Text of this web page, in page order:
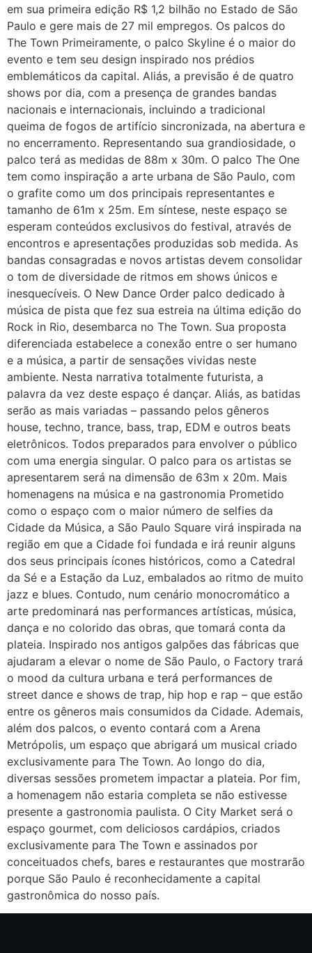
em sua primeira edição R$ 1,2 bilhão no Estado de São
Paulo e gere mais de 27 mil empregos. Os palcos do
The Town Primeiramente, o palco Skyline é o maior do
evento e tem seu design inspirado nos prédios
emblemáticos da capital. Aliás, a previsão é de quatro
shows por dia, com a presença de grandes bandas
nacionais e internacionais, incluindo a tradicional
queima de fogos de artifício sincronizada, na abertura e
no encerramento. Representando sua grandiosidade, o
palco terá as medidas de 88m x 30m. O palco The One
tem como inspiração a arte urbana de São Paulo, com
o grafite como um dos principais representantes e
tamanho de 61m x 25m. Em síntese, neste espaço se
esperam conteúdos exclusivos do festival, através de
encontros e apresentações produzidas sob medida. As
bandas consagradas e novos artistas devem consolidar
o tom de diversidade de ritmos em shows únicos e
inesquecíveis. O New Dance Order palco dedicado à
música de pista que fez sua estreia na última edição do
Rock in Rio, desembarca no The Town. Sua proposta
diferenciada estabelece a conexão entre o ser humano
e a música, a partir de sensações vividas neste
ambiente. Nesta narrativa totalmente futurista, a
palavra da vez deste espaço é dançar. Aliás, as batidas
serão as mais variadas – passando pelos gêneros
house, techno, trance, bass, trap, EDM e outros beats
eletrônicos. Todos preparados para envolver o público
com uma energia singular. O palco para os artistas se
apresentarem será na dimensão de 63m x 20m. Mais
homenagens na música e na gastronomia Prometido
como o espaço com o maior número de selfies da
Cidade da Música, a São Paulo Square virá inspirada na
região em que a Cidade foi fundada e irá reunir alguns
dos seus principais ícones históricos, como a Catedral
da Sé e a Estação da Luz, embalados ao ritmo de muito
jazz e blues. Contudo, num cenário monocromático a
arte predominará nas performances artísticas, música,
dança e no colorido das obras, que tomará conta da
plateia. Inspirado nos antigos galpões das fábricas que
ajudaram a elevar o nome de São Paulo, o Factory trará
o mood da cultura urbana e terá performances de
street dance e shows de trap, hip hop e rap – que estão
entre os gêneros mais consumidos da Cidade. Ademais,
além dos palcos, o evento contará com a Arena
Metrópolis, um espaço que abrigará um musical criado
exclusivamente para The Town. Ao longo do dia,
diversas sessões prometem impactar a plateia. Por fim,
a homenagem não estaria completa se não estivesse
presente a gastronomia paulista. O City Market será o
espaço gourmet, com deliciosos cardápios, criados
exclusivamente para The Town e assinados por
conceituados chefs, bares e restaurantes que mostrarão
porque São Paulo é reconhecidamente a capital
gastronômica do nosso país.